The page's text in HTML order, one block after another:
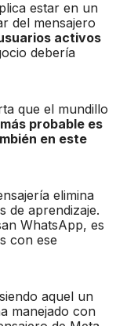
estar en un
del mensajero
activos
debería
que el mundillo
probable es
en este
elimina
de aprendizaje.
WhatsApp, es
con ese
aquel un
manejado con